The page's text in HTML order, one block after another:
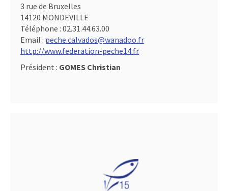
3 rue de Bruxelles
14120 MONDEVILLE
Téléphone : 02.31.44.63.00
Email : peche.calvados@wanadoo.fr
http://www.federation-peche14.fr
Président : GOMES Christian